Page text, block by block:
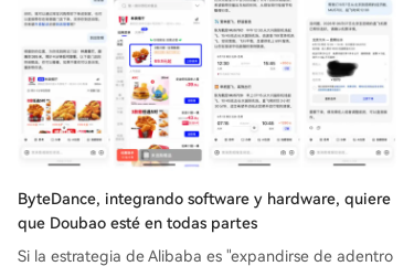
ByteDance, integrando software y hardware, quiere
que Doubao esté en todas partes
Si la estrategia de Alibaba es "expandirse de adentro